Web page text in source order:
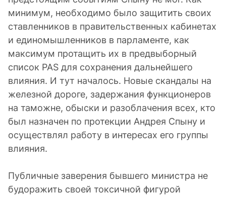
минимум, необходимо было защитить своих
ставленников в правительственных кабинетах
и единомышленников в парламенте, как
максимум протащить их в предвыборный
список PAS для сохранения дальнейшего
влияния. И тут началось. Новые скандалы на
железной дороге, задержания функционеров
на таможне, обыски и разоблачения всех, кто
был назначен по протекции Андрея Спыну и
осуществлял работу в интересах его группы
влияния.
Публичные заверения бывшего министра не
будоражить своей токсичной фигурой